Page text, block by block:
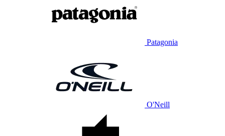
Patagonia
O'Neill